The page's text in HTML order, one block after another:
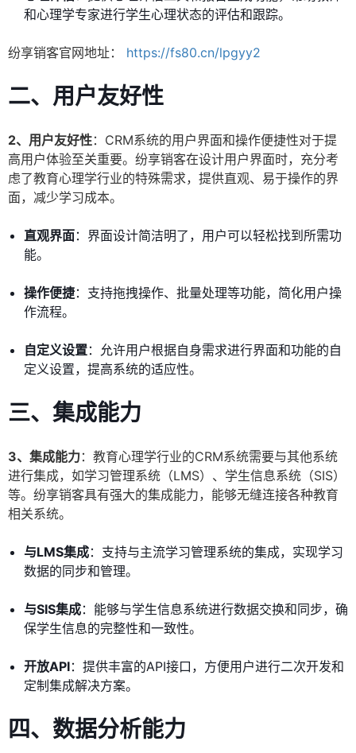
和心理学专家进行学生心理状态的评估和跟踪。
纷享销客官网地址： https://fs80.cn/lpgyy2
二、用户友好性
2、用户友好性：CRM系统的用户界面和操作便捷性对于提
高用户体验至关重要。纷享销客在设计用户界面时，充分考
虑了教育心理学行业的特殊需求，提供直观、易于操作的界
面，减少学习成本。
直观界面：界面设计简洁明了，用户可以轻松找到所需功
能。
操作便捷：支持拖拽操作、批量处理等功能，简化用户操
作流程。
自定义设置：允许用户根据自身需求进行界面和功能的自
定义设置，提高系统的适应性。
三、集成能力
3、集成能力：教育心理学行业的CRM系统需要与其他系统
进行集成，如学习管理系统（LMS）、学生信息系统（SIS）
等。纷享销客具有强大的集成能力，能够无缝连接各种教育
相关系统。
与LMS集成：支持与主流学习管理系统的集成，实现学习
数据的同步和管理。
与SIS集成：能够与学生信息系统进行数据交换和同步，确
保学生信息的完整性和一致性。
开放API：提供丰富的API接口，方便用户进行二次开发和
定制集成解决方案。
四、数据分析能力